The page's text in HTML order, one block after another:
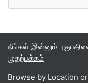
நீங்கள் இன்னும்
முதற்பக்கம்
Browse by Location